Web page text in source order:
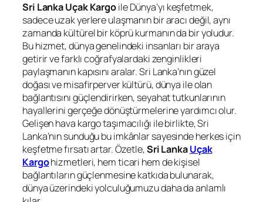
Sri Lanka Uçak Kargoile Dünya’yı keşfetmek,
sadece uzak yerlere ulaşmanın bir aracı değil, aynı
zamanda kültürel bir köprü kurmanın da bir yoludur.
Bu hizmet, dünya genelindeki insanları bir araya
getirir ve farklı coğrafyalardaki zenginlikleri
paylaşmanın kapısını aralar. Sri Lanka’nın güzel
doğası ve misafirperver kültürü, dünya ile olan
bağlantısını güçlendirirken, seyahat tutkunlarının
hayallerini gerçeğe dönüştürmelerine yardımcı olur.
Gelişen hava kargo taşımacılığı ile birlikte, Sri
Lanka’nın sunduğu bu imkânlar sayesinde herkes için
keşfetme fırsatı artar. Özetle,Sri LankaUçak
Kargohizmetleri, hem ticari hem de kişisel
bağlantıların güçlenmesine katkıda bulunarak,
dünya üzerindeki yolculuğumuzu daha da anlamlı